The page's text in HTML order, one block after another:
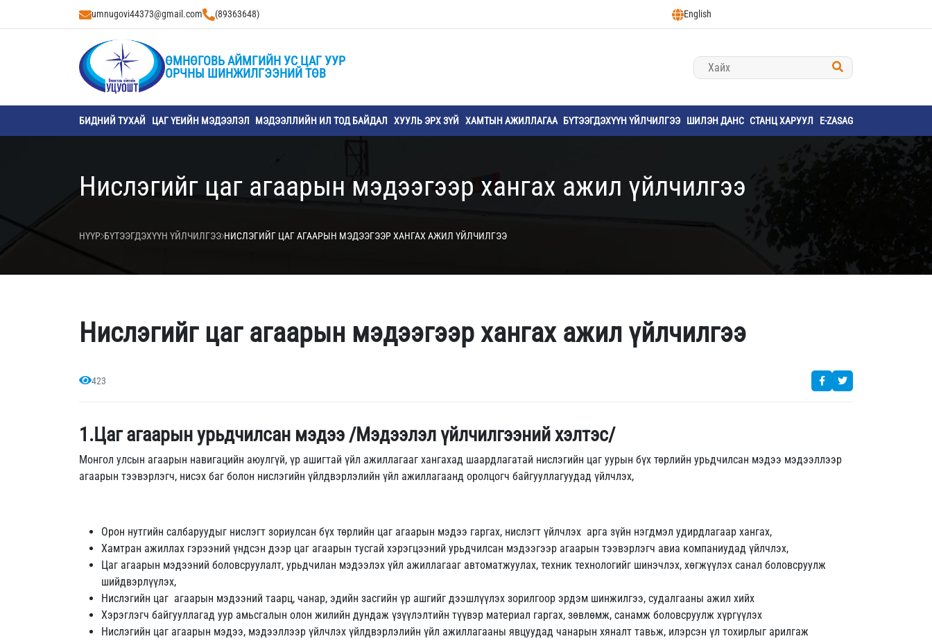
umnugovi44373@gmail.com (89363648) English
ӨМНӨГОВЬ АЙМГИЙН УС ЦАГ УУР
ОРЧНЫ ШИНЖИЛГЭЭНИЙ ТӨВ
БИДНИЙ ТУХАЙ ЦАГ ҮЕИЙН МЭДЭЭЛЭЛ МЭДЭЭЛЛИЙН ИЛ ТОД БАЙДАЛ ХУУЛЬ ЭРХ ЗҮЙ ХАМТЫН АЖИЛЛАГАА БҮТЭЭГДЭХҮҮН ҮЙЛЧИЛГЭЭ ШИЛЭН ДАНС СТАНЦ ХАРУУЛ E-ZASAG
Нислэгийг цаг агаарын мэдээгээр хангах ажил үйлчилгээ
НҮҮР БҮТЭЭГДЭХҮҮН ҮЙЛЧИЛГЭЭ НИСЛЭГИЙГ ЦАГ АГААРЫН МЭДЭЭГЭЭР ХАНГАХ АЖИЛ ҮЙЛЧИЛГЭЭ
Нислэгийг цаг агаарын мэдээгээр хангах ажил үйлчилгээ
423
1.Цаг агаарын урьдчилсан мэдээ /Мэдээлэл үйлчилгээний хэлтэс/
Монгол улсын агаарын навигацийн аюулгүй, үр ашигтай үйл ажиллагааг хангахад шаардлагатай нислэгийн цаг уурын бүх төрлийн урьдчилсан мэдээ мэдээллээр
агаарын тээвэрлэгч, нисэх баг болон нислэгийн үйлдвэрлэлийн үйл ажиллагаанд оролцогч байгууллагуудад үйлчлэх,
Орон нутгийн салбаруудыг нислэгт зориулсан бүх төрлийн цаг агаарын мэдээ гаргах, нислэгт үйлчлэх арга зүйн нэгдмэл удирдлагаар хангах,
Хамтран ажиллах гэрээний үндсэн дээр цаг агаарын тусгай хэрэгцээний урьдчилсан мэдээгээр агаарын тээвэрлэгч авиа компаниудад үйлчлэх,
Цаг агаарын мэдээний боловсруулалт, урьдчилан мэдээлэх үйл ажиллагааг автоматжуулах, техник технологийг шинэчлэх, хөгжүүлэх санал боловсруулж
шийдвэрлүүлэх,
Нислэгийн цаг агаарын мэдээний таарц, чанар, эдийн засгийн үр ашгийг дээшлүүлэх зорилгоор эрдэм шинжилгээ, судалгааны ажил хийх
Хэрэглэгч байгууллагад уур амьсгалын олон жилийн дундаж үзүүлэлтийн түүвэр материал гаргах, зөвлөмж, санамж боловсруулж хүргүүлэх
Нислэгийн цаг агаарын мэдээ, мэдээллээр үйлчлэх үйлдвэрлэлийн үйл ажиллагааны явцуудад чанарын хяналт тавьж, илэрсэн үл тохирлыг арилгаж